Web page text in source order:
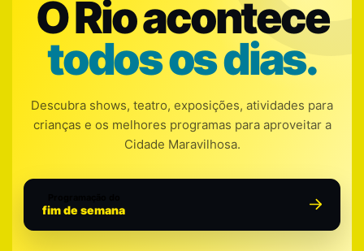
O Rio acontece
todos os dias.
Descubra shows, teatro, exposições, atividades para
crianças e os melhores programas para aproveitar a
Cidade Maravilhosa.
fim de semana